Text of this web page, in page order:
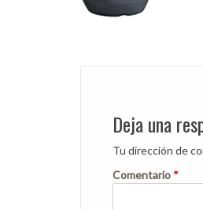
Post
navigation
Deja una
Tu dirección de
Comentario *